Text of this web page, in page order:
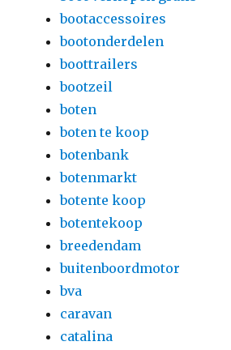
bootaccessoires
bootonderdelen
boottrailers
bootzeil
boten
boten te koop
botenbank
botenmarkt
botente koop
botentekoop
breedendam
buitenboordmotor
bva
caravan
catalina